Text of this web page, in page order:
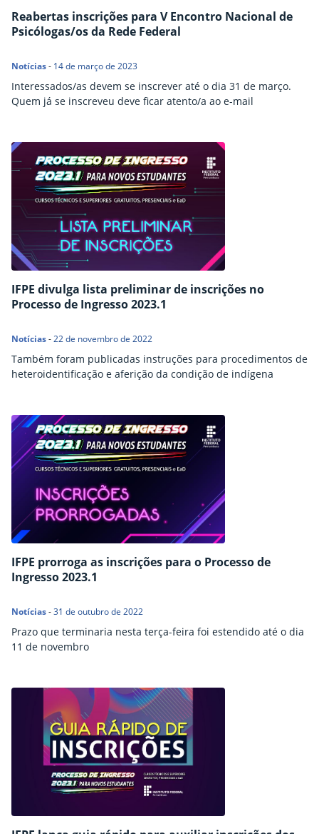
Reabertas inscrições para V Encontro Nacional de
Psicólogas/os da Rede Federal
Notícias- 14 de março de 2023
Interessados/as devem se inscrever até o dia 31 de março.
Quem já se inscreveu deve ficar atento/a ao e-mail
IFPE divulga lista preliminar de inscrições no
Processo de Ingresso 2023.1
Notícias-22 de novembro de 2022
Também foram publicadas instruções para procedimentos de
heteroidentificação e aferição da condição de indígena
IFPE prorroga as inscrições para o Processo de
Ingresso 2023.1
Notícias-31 de outubro de 2022
Prazo que terminaria nesta terça-feira foi estendido até o dia
11 de novembro